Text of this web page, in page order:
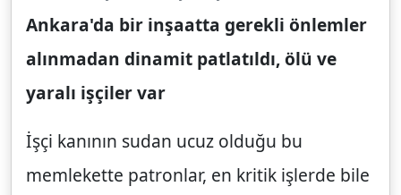
Ankara'da bir inşaatta gerekli önlemler
alınmadan dinamit patlatıldı, ölü ve
yaralı işçiler var
İşçi kanının sudan ucuz olduğu bu
memlekette patronlar, en kritik işlerde bile